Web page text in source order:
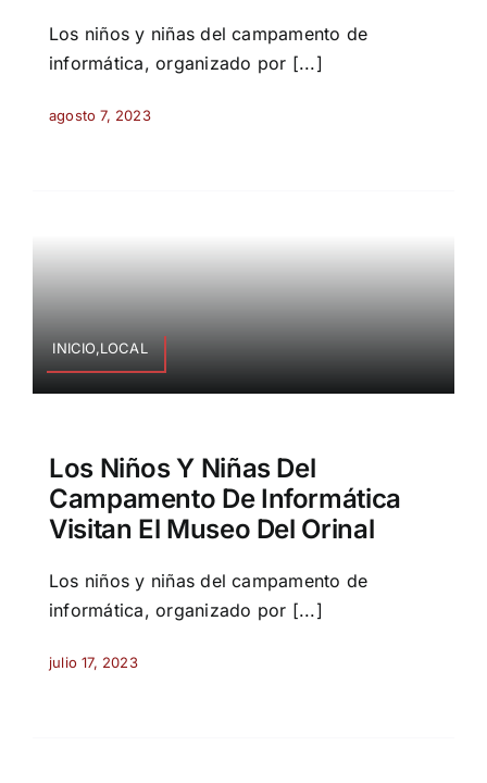
Los niños y niñas del campamento de
informática, organizado por [...]
agosto 7, 2023
INICIO,LOCAL
Los Niños Y Niñas Del
Campamento De Informática
Visitan El Museo Del Orinal
Los niños y niñas del campamento de
informática, organizado por [...]
julio 17, 2023